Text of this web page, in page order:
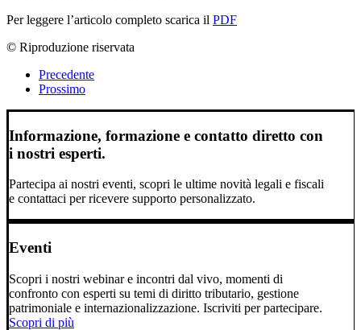
Per leggere l’articolo completo scarica il PDF
© Riproduzione riservata
Precedente
Prossimo
Informazione, formazione e contatto diretto con
i nostri esperti.
Partecipa ai nostri eventi, scopri le ultime novità legali e fiscali
e contattaci per ricevere supporto personalizzato.
Eventi
Scopri i nostri webinar e incontri dal vivo, momenti di
confronto con esperti su temi di diritto tributario, gestione
patrimoniale e internazionalizzazione. Iscriviti per partecipare.
Scopri di più